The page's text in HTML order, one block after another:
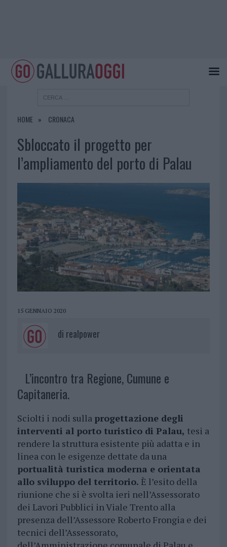
HOME CRONACA
Sbloccato il progetto per
l’ampliamento del porto di Palau
15 GENNAIO 2020
di realpower
L’incontro tra Regione, Cumune e
Capitaneria.
Sciolti i nodi sulla progettazione degli
interventi al porto turistico di Palau, tesi a
rendere la struttura esistente più adatta e in
linea con le esigenze dettate da una
portualità turistica moderna e orientata
allo sviluppo del territorio. È l’esito della
riunione che si è svolta ieri nell’Assessorato
dei Lavori Pubblici in Viale Trento alla
presenza dell’Assessore Roberto Frongia e dei
tecnici dell’Assessorato,